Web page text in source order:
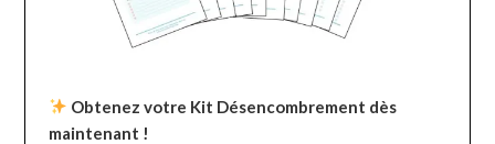
Obtenez votre Kit Désencombrement dès
maintenant !